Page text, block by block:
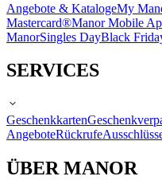
Angebote & KatalogeMy
Mastercard®Manor Mobile
ManorSingles DayBlack
SERVICES
Geschenkkarten
AngeboteRückrufe
ÜBER MANOR